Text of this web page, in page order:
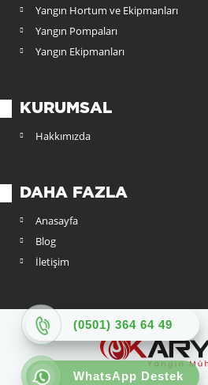
Yangın Hortum ve Ekipmanları
Yangın Pompaları
Yangın Ekipmanları
KURUMSAL
Hakkımızda
DAHA FAZLA
Anasayfa
Blog
İletişim
(0501) 364 64 49
WhatsApp Destek